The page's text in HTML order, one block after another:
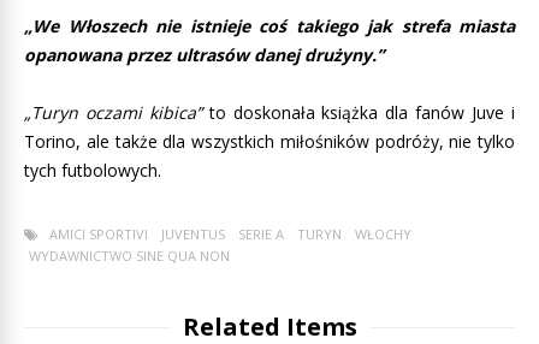
„We Włoszech nie istnieje coś takiego jak strefa miasta
opanowana przez ultrasów danej drużyny.”
„Turyn oczami kibica”to doskonała książka dla fanów Juve i
Torino, ale także dla wszystkich miłośników podróży, nie tylko
tych futbolowych.
AMICI SPORTIVI JUVENTUS SERIE A TURYN
WŁOCHY
WYDAWNICTWO SINE QUA NON
Related Items